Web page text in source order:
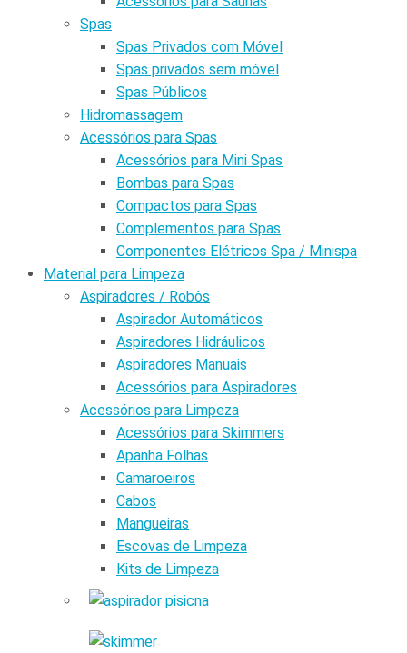
Spas
Spas Privados com Móvel
Spas privados sem móvel
Spas Públicos
Hidromassagem
Acessórios para Spas
Acessórios para Mini Spas
Bombas para Spas
Compactos para Spas
Complementos para Spas
Componentes Elétricos Spa / Minispa
Material para Limpeza
Aspiradores / Robôs
Aspirador Automáticos
Aspiradores Hidráulicos
Aspiradores Manuais
Acessórios para Aspiradores
Acessórios para Limpeza
Acessórios para Skimmers
Apanha Folhas
Camaroeiros
Cabos
Mangueiras
Escovas de Limpeza
Kits de Limpeza